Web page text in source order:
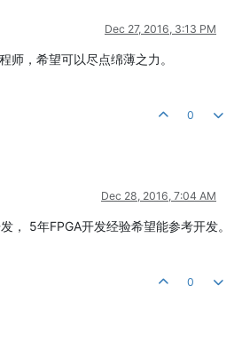
Dec 27, 2016, 3:13 PM
师，希望可以尽点绵薄之力。
0
Dec 28, 2016, 7:04 AM
， 5年FPGA开发经验希望能参考开发。
0